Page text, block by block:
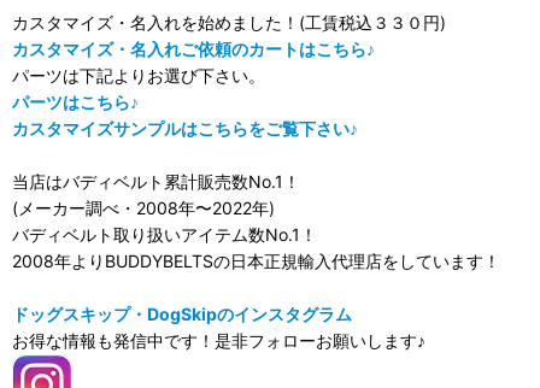
カスタマイズ・名入れを始めました！(工賃税込３３０円)
カスタマイズ・名入れご依頼のカートはこちら♪
パーツは下記よりお選び下さい。
パーツはこちら♪
カスタマイズサンプルはこちらをご覧下さい♪
当店はバディベルト累計販売数No.1！
(メーカー調べ・2008年〜2022年)
バディベルト取り扱いアイテム数No.1！
2008年よりBUDDYBELTSの日本正規輸入代理店をしています！
ドッグスキップ・DogSkipのインスタグラム
お得な情報も発信中です！是非フォローお願いします♪